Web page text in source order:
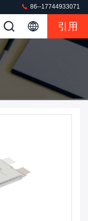
86--17744933071
引用